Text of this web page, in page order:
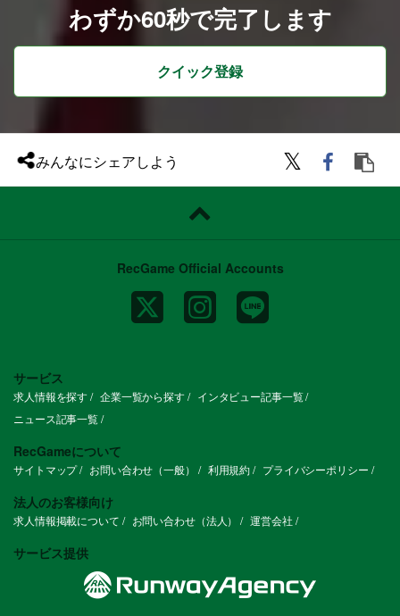
わずか60秒で完了します
クイック登録
みんなにシェアしよう
RecGame Official Accounts
サービス
求人情報を探す 企業一覧から探す
インタビュー記事一覧
ニュース記事一覧
RecGameについて
サイトマップ お問い合わせ（一般） 利用規約 プライバシーポリシー
法人のお客様向け
求人情報掲載について お問い合わせ（法人） 運営会社
サービス提供